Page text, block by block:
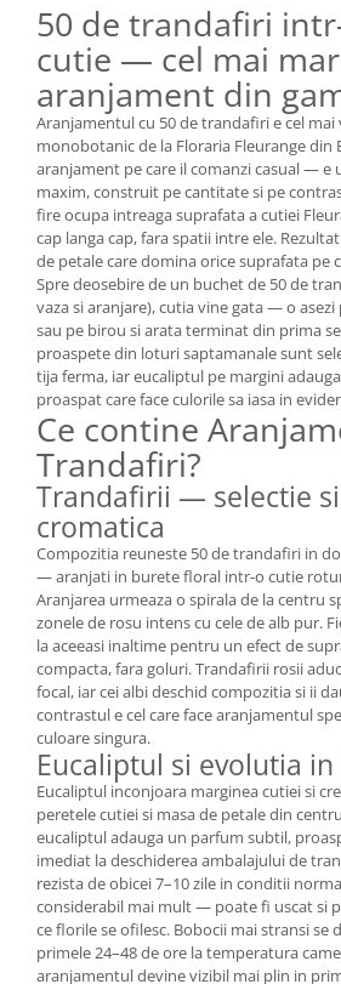
50 de trandafiri
cutie — cel mai
aranjament din
Aranjamentul cu 50 de trandafiri e cel
monobotanic de la Floraria Fleurange din
aranjament pe care il comanzi casual — e
maxim, construit pe cantitate si pe
fire ocupa intreaga suprafata a cutiei
cap langa cap, fara spatii intre ele.
de petale care domina orice suprafata pe
Spre deosebire de un buchet de 50 de
vaza si aranjare), cutia vine gata — o
sau pe birou si arata terminat din prima
proaspete din loturi saptamanale sunt
tija ferma, iar eucaliptul pe margini
proaspat care face culorile sa iasa in
Ce contine
Trandafiri?
Trandafirii — selectie
cromatica
Compozitia reuneste 50 de trandafiri in
— aranjati in burete floral intr-o cutie
Aranjarea urmeaza o spirala de la centru
zonele de rosu intens cu cele de alb pur.
la aceeasi inaltime pentru un efect de
compacta, fara goluri. Trandafirii rosii
focal, iar cei albi deschid compozitia si ii
contrastul e cel care face aranjamentul
culoare singura.
Eucaliptul si evolutia
Eucaliptul inconjoara marginea cutiei si
peretele cutiei si masa de petale din
eucaliptul adauga un parfum subtil,
imediat la deschiderea ambalajului de
rezista de obicei 7–10 zile in conditii
considerabil mai mult — poate fi uscat si
ce florile se ofilesc. Bobocii mai stransi se
primele 24–48 de ore la temperatura
aranjamentul devine vizibil mai plin in